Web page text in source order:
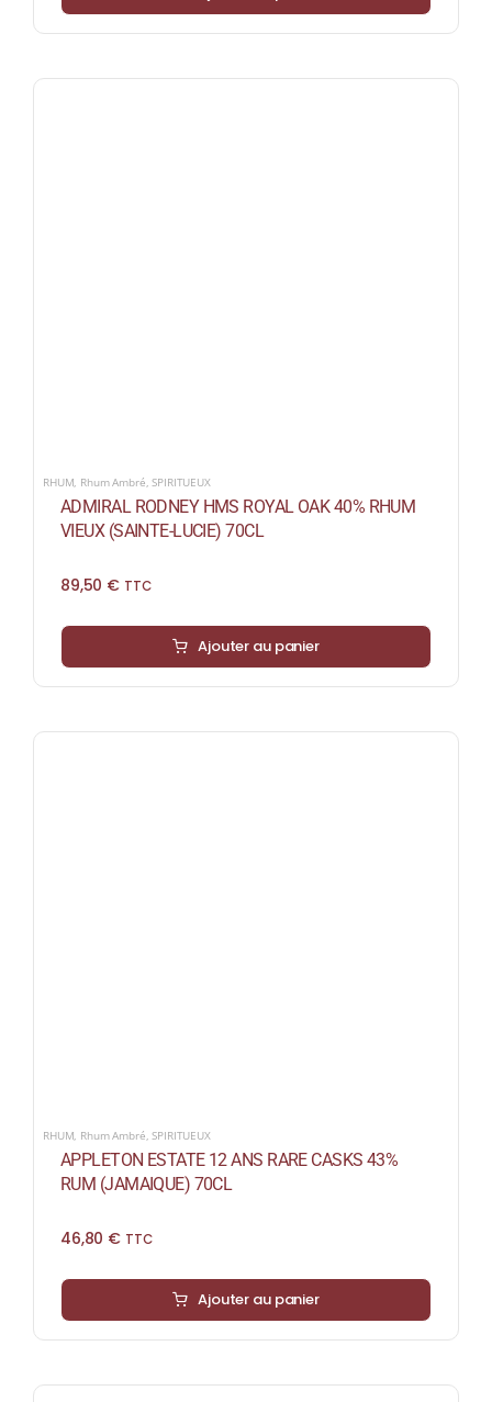
RHUM Rhum Ambré ,SPIRITUEUX
ADMIRAL RODNEY HMS ROYAL OAK 40% RHUM
VIEUX (SAINTE-LUCIE) 70CL
89,50 € TTC
Ajouter au panier
RHUM, Rhum Ambré,SPIRITUEUX
APPLETON ESTATE 12 ANS RARE CASKS 43%
RUM (JAMAIQUE) 70CL
46,80 € TTC
Ajouter au panier